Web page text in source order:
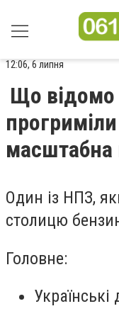
12:06, 6 липня
Що відомо
Один із НПЗ,
столицю
Головне: